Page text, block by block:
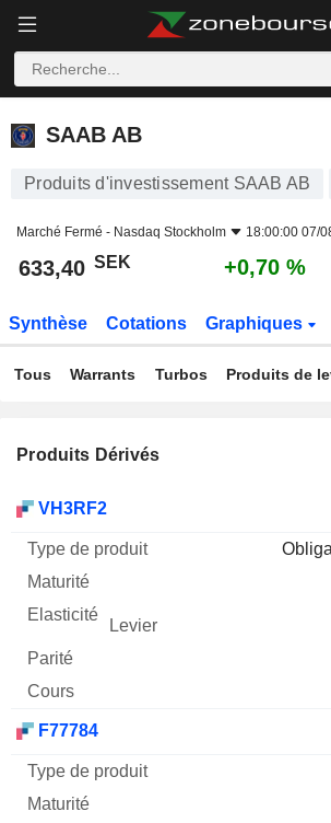
SAAB AB
SAAB AB
Produits d'investissement SAAB AB
Marché Fermé - Nasdaq Stockholm 18:00:00 07/
633,40 SEK +0,70 %
Synthèse Cotations Graphiques
Tous Warrants Turbos Produits de
Produits Dérivés
Mnemo Type produit
VH3RF2
F77784